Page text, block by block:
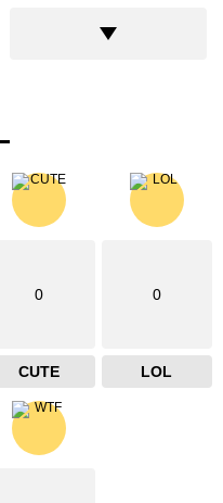
0
CUTE
0
LOL